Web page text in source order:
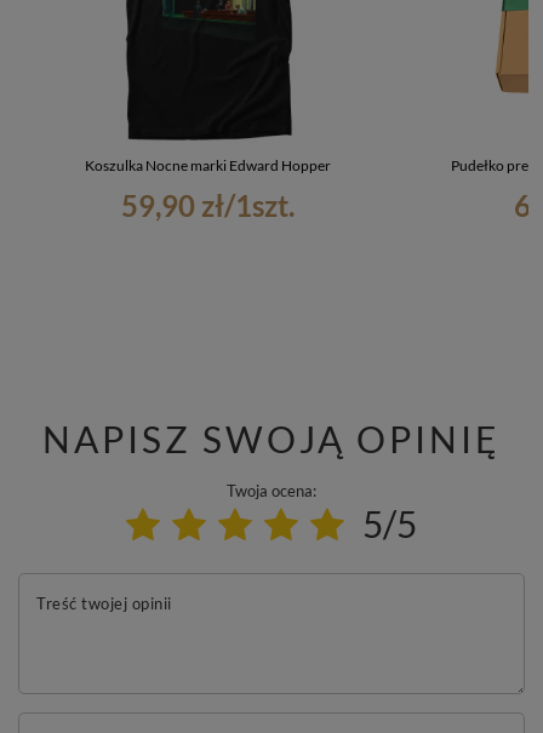
Koszulka Nocne marki Edward Hopper
59,90 zł/1szt.
Pudełko
NAPISZ SWOJĄ OPINIĘ
Twoja ocena:
5/5
Treść twojej opinii